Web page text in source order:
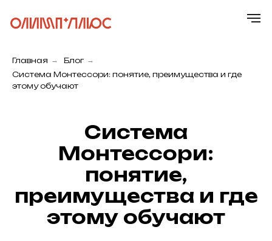
Главная → Блог →
Система Монтессори: понятие, преимущества и где
этому обучают
Система
Монтессори:
понятие,
преимущества и где
этому обучают